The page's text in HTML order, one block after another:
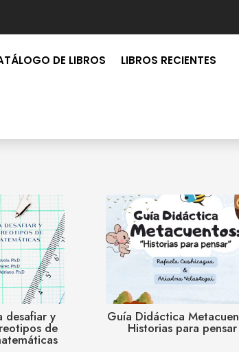
DE LIBROS LIBROS RECIENTES
desafiar y
de
Guía Didáctica
Historias para pensar